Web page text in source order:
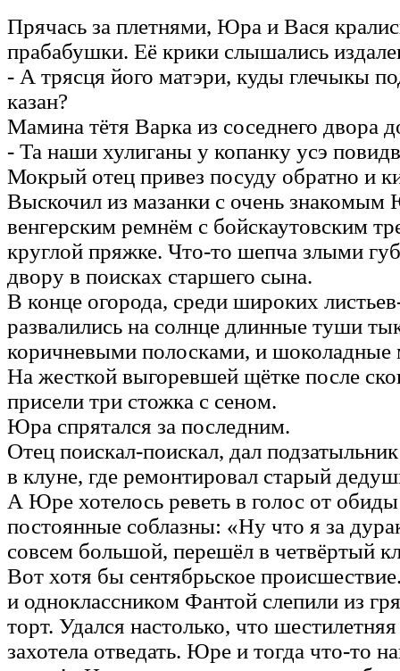
Прячась за плетнями, Юра и Вася
прабабушки. Её крики слышались
- А трясця його матэри, куды глечыкы
казан?
Мамина тётя Варка из соседнего двора
- Та наши хулиганы у копанку усэ
Мокрый отец привез посуду обратно и
Выскочил из мазанки с очень
венгерским ремнём с бойскаутовским
круглой пряжке. Что-то шепча злыми
двору в поисках старшего сына.
В конце огорода, среди широких
развалились на солнце длинные туши
коричневыми полосками, и шоколадные
На жесткой выгоревшей щётке после
присели три стожка с сеном.
Юра спрятался за последним.
Отец поискал-поискал, дал
в клуне, где ремонтировал старый
А Юре хотелось реветь в голос от обиды
постоянные соблазны: «Ну что я за
совсем большой, перешёл в четвёртый
Вот хотя бы сентябрьское
и одноклассником Фантой слепили из
торт. Удался настолько, что
захотела отведать. Юре и тогда что-то